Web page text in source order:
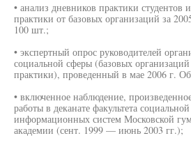
• анализ дневников практики студентов
практики от базовых организаций за
100 шт.;
• экспертный опрос руководителей
социальной сферы (базовых
практики), проведенный в мае 2006 г.
• включенное наблюдение,
работы в деканате факультета
информационных систем Московской
академии (сент. 1999 — июнь 2003 гг.);